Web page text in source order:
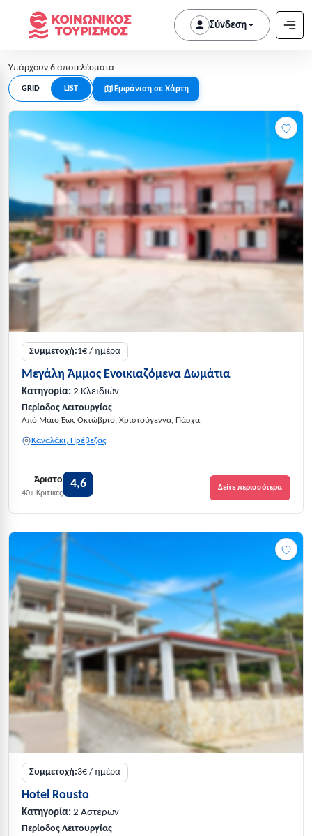
Σύνδεση
Υπάρχουν 6 αποτελέσματα
GRID LIST Εμφάνιση σε Χάρτη
Συμμετοχή:1€ / ημέρα
Μεγάλη Άμμος Ενοικιαζόμενα Δωμάτια
Κατηγορία: 2 Κλειδιών
Περίοδος Λειτουργίας
Από Μάιο Έως Οκτώβριο, Χριστούγεννα, Πάσχα
Καναλάκι, Πρέβεζας
Άριστο
40+ Κριτικές
4,6 Δείτε περισσότερα
Συμμετοχή:3€ / ημέρα
Hotel Rousto
Κατηγορία: 2 Αστέρων
Περίοδος Λειτουργίας